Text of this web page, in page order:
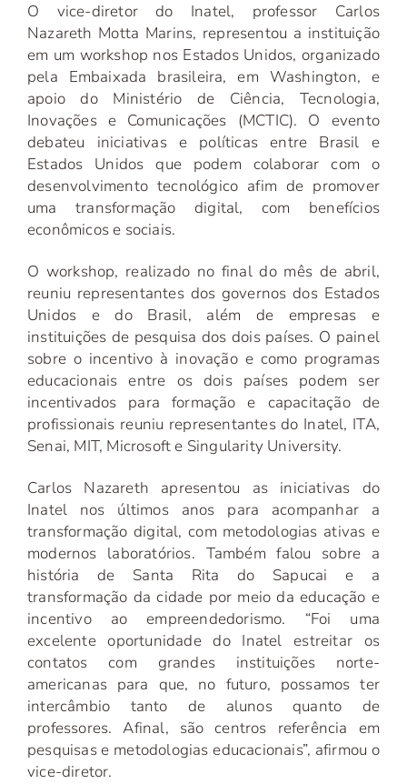
O vice-diretor do Inatel, professor Carlos
Nazareth Motta Marins, representou a instituição
em um workshop nos Estados Unidos, organizado
pela Embaixada brasileira, em Washington, e
apoio do Ministério de Ciência, Tecnologia,
Inovações e Comunicações (MCTIC). O evento
debateu iniciativas e políticas entre Brasil e
Estados Unidos que podem colaborar com o
desenvolvimento tecnológico afim de promover
uma transformação digital, com benefícios
econômicos e sociais.
O workshop, realizado no final do mês de abril,
reuniu representantes dos governos dos Estados
Unidos e do Brasil, além de empresas e
instituições de pesquisa dos dois países. O painel
sobre o incentivo à inovação e como programas
educacionais entre os dois países podem ser
incentivados para formação e capacitação de
profissionais reuniu representantes do Inatel, ITA,
Senai, MIT, Microsoft e Singularity University.
Carlos Nazareth apresentou as iniciativas do
Inatel nos últimos anos para acompanhar a
transformação digital, com metodologias ativas e
modernos laboratórios. Também falou sobre a
história de Santa Rita do Sapucai e a
transformação da cidade por meio da educação e
incentivo ao empreendedorismo. “Foi uma
excelente oportunidade do Inatel estreitar os
contatos com grandes instituições norte-
americanas para que, no futuro, possamos ter
intercâmbio tanto de alunos quanto de
professores. Afinal, são centros referência em
pesquisas e metodologias educacionais”, afirmou o
vice-diretor.